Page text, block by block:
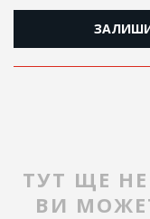
ТУТ ЩЕ НЕ
ВИ